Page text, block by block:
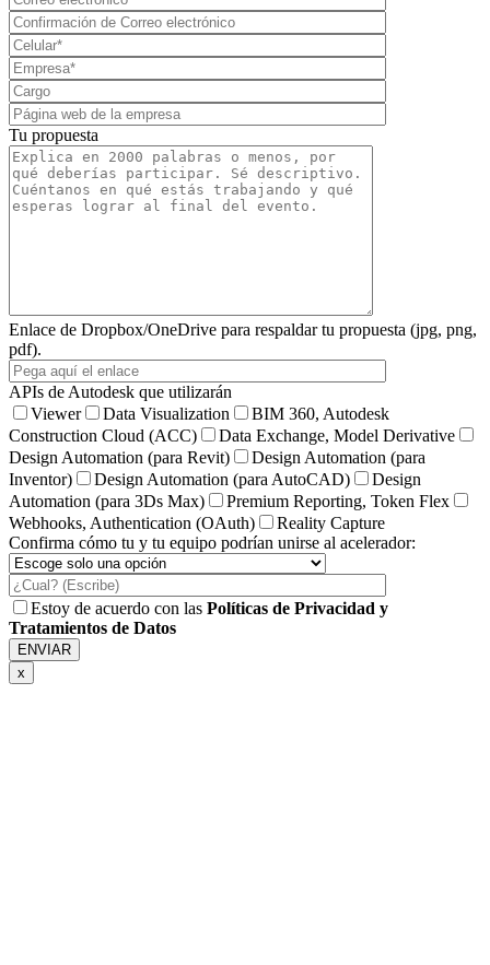
Tu propuesta
Enlace de Dropbox/OneDrive para respaldar tu propuesta (jpg, png,
pdf).
APIs de Autodesk que utilizarán
Viewer
Data Visualization
BIM 360, Autodesk
Construction Cloud (ACC)
Data Exchange, Model Derivative
Design Automation (para Revit)
Design Automation (para
Inventor)
Design Automation (para AutoCAD)
Design
Automation (para 3Ds Max)
Premium Reporting, Token Flex
Webhooks, Authentication (OAuth)
Reality Capture
Confirma cómo tu y tu equipo podrían unirse al acelerador:
Estoy de acuerdo con las Políticas de Privacidad y
Tratamientos de Datos
x